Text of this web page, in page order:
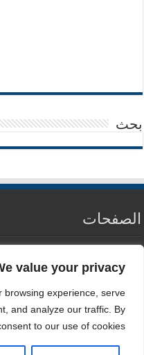
value your privacy
browsing experience, serve
and analyze our traffic. By
to our use of cookies.
بحث
الصفحات
سياسة الخصوصية
اتصل بنا